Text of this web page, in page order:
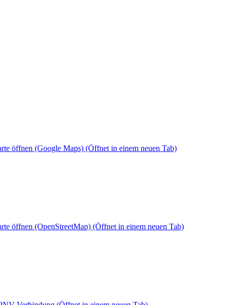
öffnen (Google Maps) (Öffnet in einem neuen Tab)
öffnen (OpenStreetMap) (Öffnet in einem neuen Tab)